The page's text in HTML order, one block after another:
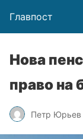
Главпост
Нова
право на
Петр Юрьев